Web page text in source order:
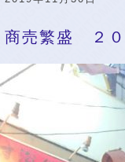
商売繁盛 ２